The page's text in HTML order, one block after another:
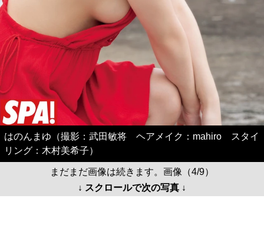
はのんまゆ（撮影：武田敏将 ヘアメイク：mahiro スタイ
リング：木村美希子）
まだまだ画像は続きます。画像（4/9）
↓ スクロールで次の写真 ↓